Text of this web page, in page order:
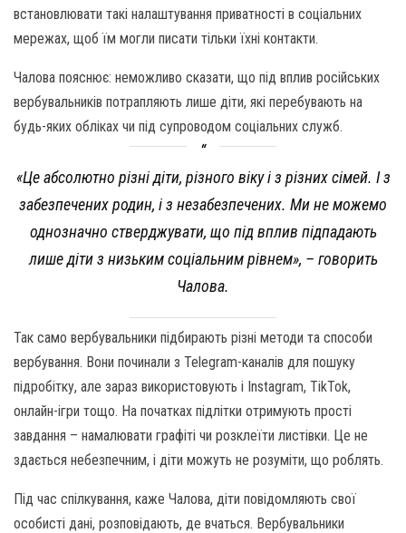
встановлювати такі налаштування приватності в соціальних
мережах, щоб їм могли писати тільки їхні контакти.
Чалова пояснює: неможливо сказати, що під вплив російських
вербувальників потрапляють лише діти, які перебувають на
будь-яких обліках чи під супроводом соціальних служб.
«Це абсолютно різні діти, різного віку і з різних сімей. І з
забезпечених родин, і з незабезпечених. Ми не можемо
однозначно стверджувати, що під вплив підпадають
лише діти з низьким соціальним рівнем», – говорить
Чалова.
Так само вербувальники підбирають різні методи та способи
вербування. Вони починали з Telegram-каналів для пошуку
підробітку, але зараз використовують і Instagram, TikTok,
онлайн-ігри тощо. На початках підлітки отримують прості
завдання – намалювати графіті чи розклеїти листівки. Це не
здається небезпечним, і діти можуть не розуміти, що роблять.
Під час спілкування, каже Чалова, діти повідомляють свої
особисті дані, розповідають, де вчаться. Вербувальники